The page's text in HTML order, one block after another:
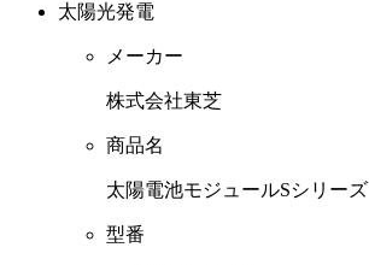
太陽光発電
メーカー
株式会社東芝
商品名
太陽電池モジュールSシリーズ
型番